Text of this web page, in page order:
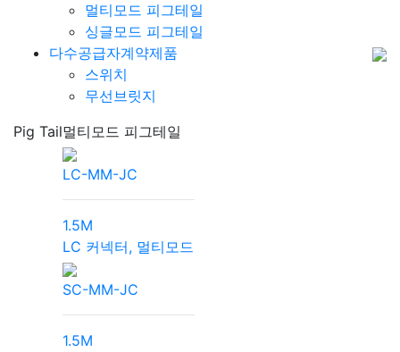
멀티모드 피그테일
싱글모드 피그테일
다수공급자계약제품
스위치
무선브릿지
Pig Tail멀티모드 피그테일
LC-MM-JC
1.5M
LC 커넥터, 멀티모드
SC-MM-JC
1.5M